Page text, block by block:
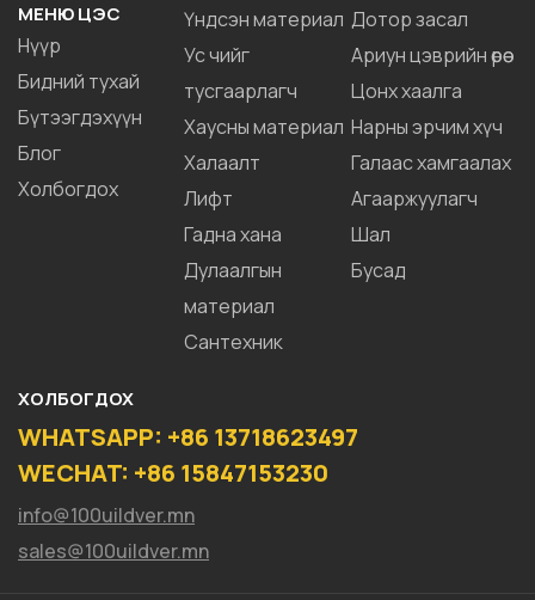
МЕНЮ ЦЭС
Нүүр
Бидний тухай
Бүтээгдэхүүн
Блог
Холбогдох
Үндсэн материал
Ус чийг
тусгаарлагч
Хаусны материал
Халаалт
Лифт
Гадна хана
Дулаалгын
материал
Сантехник
Дотор засал
Ариун цэврийн өрөө
Цонх хаалга
Нарны эрчим хүч
Галаас хамгаалах
Агааржуулагч
Шал
Бусад
ХОЛБОГДОХ
WHATSAPP: +86 13718623497
WECHAT: +86 15847153230
info@100uildver.mn
sales@100uildver.mn